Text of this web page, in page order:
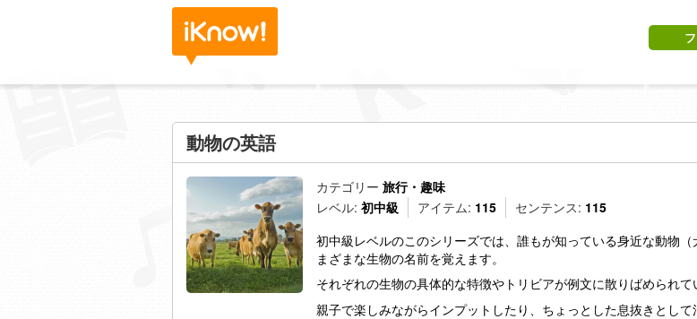
動物の英語
カテゴリー 旅行・趣味
レベル: 初中級 アイテム: 115 センテンス: 115
初中級レベルのこのシリーズでは、誰もが知っている身近な動物
まざまな生物の名前を覚えます。
それぞれの生物の具体的な特徴やトリビアが例文に散りばめられ
親子で楽しみながらインプットしたり、ちょっとした息抜きとし